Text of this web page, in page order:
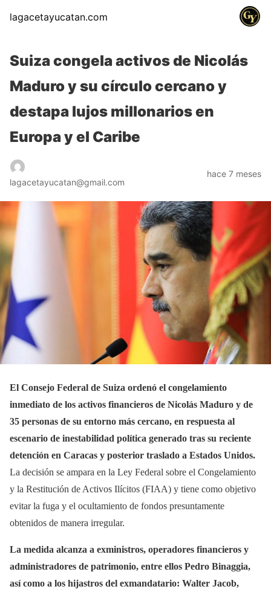
lagacetayucatan.com
Suiza congela activos de Nicolás
Maduro y su círculo cercano y
destapa lujos millonarios en
Europa y el Caribe
lagacetayucatan@gmail.com
hace 7 meses
El Consejo Federal de Suiza ordenó el congelamiento
inmediato de los activos financieros de Nicolás Maduro y de
35 personas de su entorno más cercano, en respuesta al
escenario de inestabilidad política generado tras su reciente
detención en Caracas y posterior traslado a Estados Unidos.
La decisión se ampara en la Ley Federal sobre el Congelamiento
y la Restitución de Activos Ilícitos (FIAA) y tiene como objetivo
evitar la fuga y el ocultamiento de fondos presuntamente
obtenidos de manera irregular.
La medida alcanza a exministros, operadores financieros y
administradores de patrimonio, entre ellos Pedro Binaggia,
así como a los hijastros del exmandatario: Walter Jacob,